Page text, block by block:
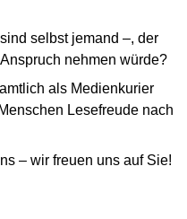
selbst jemand –, der
nehmen würde?
als Medienkurier
Lesefreude nach
– wir freuen uns auf Sie!